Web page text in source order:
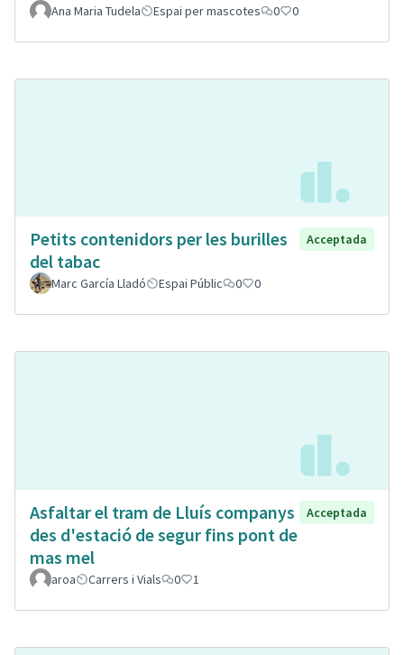
Ana Maria Tudela
Espai per mascotes 0 0
Petits contenidors per les burilles
del tabac
Acceptada
Marc García Lladó Espai Públic 0 0
Asfaltar el tram de Lluís companys
des d'estació de segur fins pont de
mas mel
Acceptada
aroa Carrers i Vials 0 1